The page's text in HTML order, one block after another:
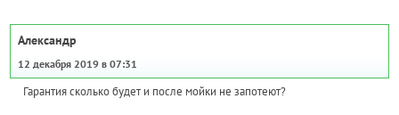
Александр
12 декабря 2019 в 07:31
Гарантия сколько будет и после мойки не запотеют?